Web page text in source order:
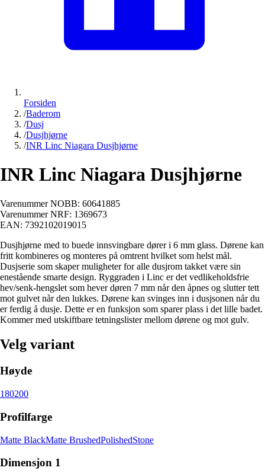
Forsiden
/Baderom
/Dusj
/Dusjhjørne
/INR Linc Niagara Dusjhjørne
INR Linc Niagara Dusjhjørne
Varenummer NOBB: 60641885
Varenummer NRF: 1369673
EAN: 7392102019015
Dusjhjørne med to buede innsvingbare dører i 6 mm glass. Dørene kan
fritt kombineres og monteres på omtrent hvilket som helst mål.
Dusjserie som skaper muligheter for alle dusjrom takket være sin
enestående smarte design. Ryggraden i Linc er det vedlikeholdsfrie
hev/senk-hengslet som hever døren 7 mm når den åpnes og slutter tett
mot gulvet når den lukkes. Dørene kan svinges inn i dusjsonen når du
er ferdig å dusje. Dette er en funksjon som sparer plass i det lille badet.
Kommer med utskiftbare tetningslister mellom dørene og mot gulv.
Velg variant
Høyde
180200
Profilfarge
Matte BlackMatte BrushedPolishedStone
Dimensjon 1